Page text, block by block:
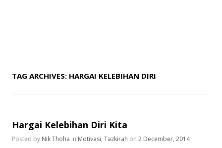
TAG ARCHIVES: HARGAI KELEBIHAN DIRI
Hargai Kelebihan Diri Kita
Posted by Nik Thoha in Motivasi, Tazkirah on 2 December, 2014